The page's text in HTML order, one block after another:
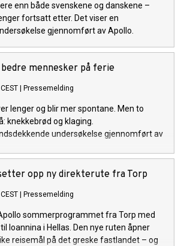
enn både svenskene og danskene –
fortsatt etter. Det viser en
gjennomført av Apollo.
mennesker på ferie
Pressemelding
lenger og blir mer spontane. Men to
knekkebrød og klaging.
undersøkelse gjennomført av
opp ny direkterute fra Torp
Pressemelding
sommerprogrammet fra Torp med
Ioannina i Hellas. Den nye ruten åpner
reisemål på det greske fastlandet – og